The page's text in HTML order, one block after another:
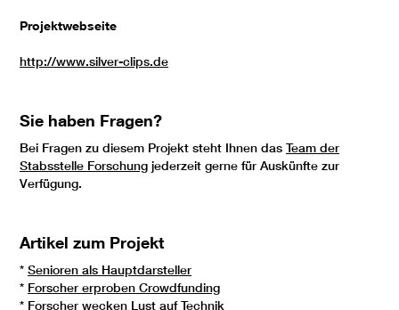
Projektwebseite
http://www.silver-clips.de
Sie haben Fragen?
Bei Fragen zu diesem Projekt steht Ihnen das Team der
Stabsstelle Forschung jederzeit gerne für Auskünfte zur
Verfügung.
Artikel zum Projekt
* Senioren als Hauptdarsteller
* Forscher erproben Crowdfunding
* Forscher wecken Lust auf Technik